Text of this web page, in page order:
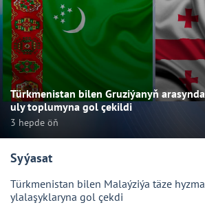
Türkmenistan bilen Gruziýanyň
uly toplumyna gol çekildi
3 hepde öň
Syýasat
Türkmenistan bilen Malaýziýa täze
ylalaşyklaryna gol çekdi